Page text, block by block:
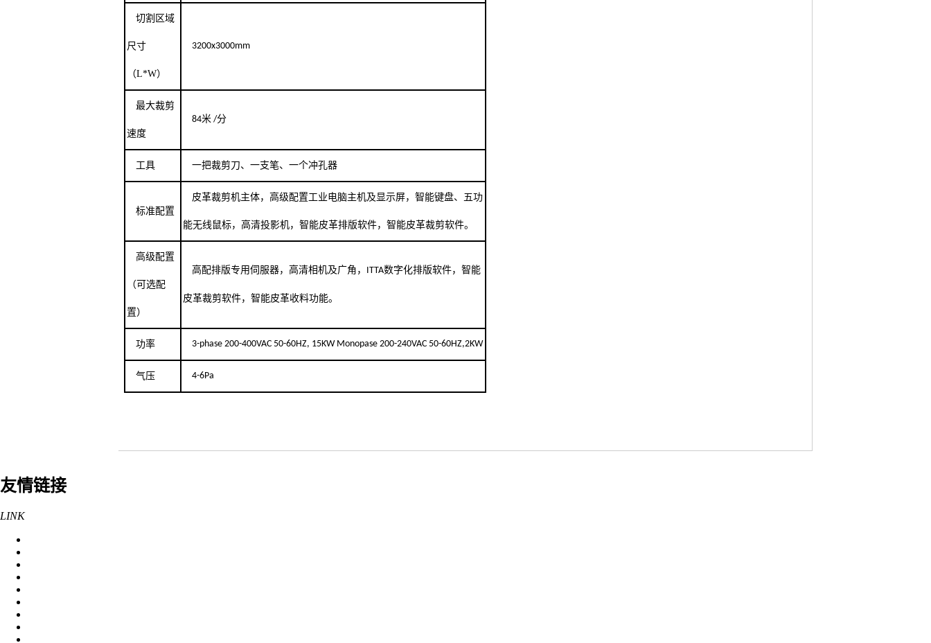
切割区域
尺寸
（L*W）
3200x3000mm
最大裁剪
速度
84米 /分
工具 一把裁剪刀、一支笔、一个冲孔器
标准配置
皮革裁剪机主体，高级配置工业电脑主机及显示屏，智能键盘、五功
能无线鼠标，高清投影机，智能皮革排版软件，智能皮革裁剪软件。
高级配置
（可选配
置）
高配排版专用伺服器，高清相机及广角， ITTA数字化排版软件，智能
皮革裁剪软件，智能皮革收料功能。
功率 3-phase 200-400VAC 50-60HZ, 15KW Monopase 200-240VAC 50-60HZ,2KW
气压 4-6Pa
友情链接
LINK